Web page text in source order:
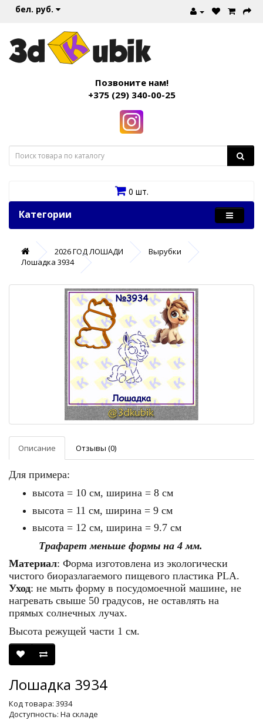
бел. руб.
Позвоните нам!
+375 (29) 340-00-25
0 шт.
Категории
2026 ГОД ЛОШАДИ
Вырубки
Лошадка 3934
Описание Отзывы (0)
Для примера:
высота = 10 см, ширина = 8 см
высота = 11 см, ширина = 9 см
высота = 12 см, ширина = 9.7 см
Трафарет меньше формы на 4 мм.
Материал: Форма изготовлена из экологически
чистого биоразлагаемого пищевого пластика PLA.
Уход: не мыть форму в посудомоечной машине, не
нагревать свыше 50 градусов, не оставлять на
прямых солнечных лучах.
Высота режущей части 1 см.
Лошадка 3934
Код товара: 3934
Доступность: На складе